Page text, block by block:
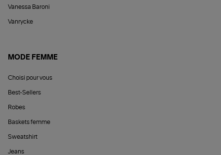
Vanessa Baroni
Vanrycke
MODE FEMME
Choisi pour vous
Best-Sellers
Robes
Baskets femme
Sweatshirt
Jeans